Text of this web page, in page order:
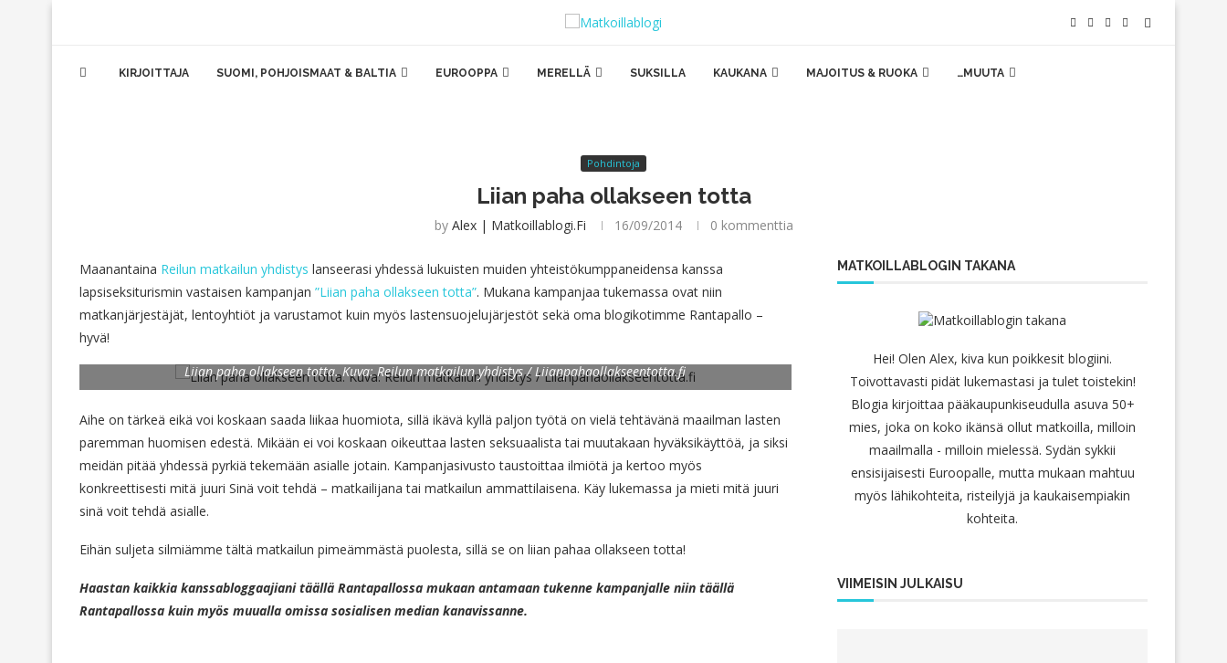
KIRJOITTAJA SUOMI, POHJOISMAAT & BALTIA EUROOPPA MERELLÄ SUKSILLA KAUKANA MAJOITUS & RUOKA …MUUTA
Pohdintoja
Liian paha ollakseen totta
by Alex | Matkoillablogi.fi 16/09/2014 0 kommenttia
Maanantaina Reilun matkailun yhdistys lanseerasi yhdessä lukuisten muiden yhteistökumppaneidensa kanssa
lapsiseksiturismin vastaisen kampanjan ”Liian paha ollakseen totta”. Mukana kampanjaa tukemassa ovat niin
matkanjärjestäjät, lentoyhtiöt ja varustamot kuin myös lastensuojelujärjestöt sekä oma blogikotimme Rantapallo –
hyvä!
Liian paha ollakseen totta. Kuva: Reilun matkailun yhdistys / Liianpahaollakseentotta.fi
Aihe on tärkeä eikä voi koskaan saada liikaa huomiota, sillä ikävä kyllä paljon työtä on vielä tehtävänä maailman lasten
paremman huomisen edestä. Mikään ei voi koskaan oikeuttaa lasten seksuaalista tai muutakaan hyväksikäyttöä, ja siksi
meidän pitää yhdessä pyrkiä tekemään asialle jotain. Kampanjasivusto taustoittaa ilmiötä ja kertoo myös
konkreettisesti mitä juuri Sinä voit tehdä – matkailijana tai matkailun ammattilaisena. Käy lukemassa ja mieti mitä juuri
sinä voit tehdä asialle.
Eihän suljeta silmiämme tältä matkailun pimeämmästä puolesta, sillä se on liian pahaa ollakseen totta!
Haastan kaikkia kanssabloggaajiani täällä Rantapallossa mukaan antamaan tukenne kampanjalle niin täällä
Rantapallossa kuin myös muualla omissa sosialisen median kanavissanne.
MATKOILLABLOGIN TAKANA
Hei! Olen Alex, kiva kun poikkesit blogiini.
Toivottavasti pidät lukemastasi ja tulet toistekin!
Blogia kirjoittaa pääkaupunkiseudulla asuva 50+
mies, joka on koko ikänsä ollut matkoilla, milloin
maailmalla - milloin mielessä. Sydän sykkii
ensisijaisesti Euroopalle, mutta mukaan mahtuu
myös lähikohteita, risteilyjä ja kaukaisempiakin
kohteita.
VIIMEISIN JULKAISU